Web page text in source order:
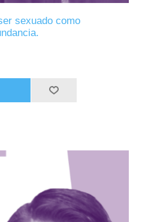
sexuado como